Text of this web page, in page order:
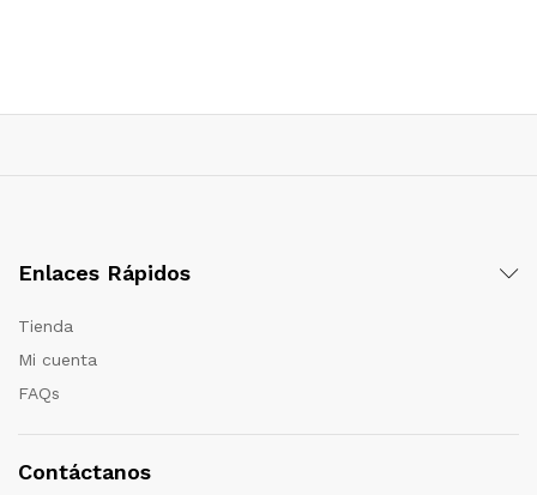
Enlaces Rápidos
Tienda
Mi cuenta
FAQs
Contáctanos